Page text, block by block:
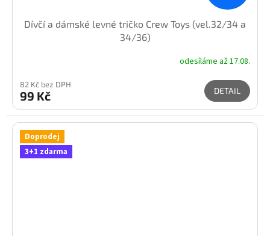
Dívčí a dámské levné tričko Crew Toys (vel.32/34 a
34/36)
odesíláme až 17.08.
82 Kč bez DPH
99 Kč DETAIL
Doprodej
3+1 zdarma